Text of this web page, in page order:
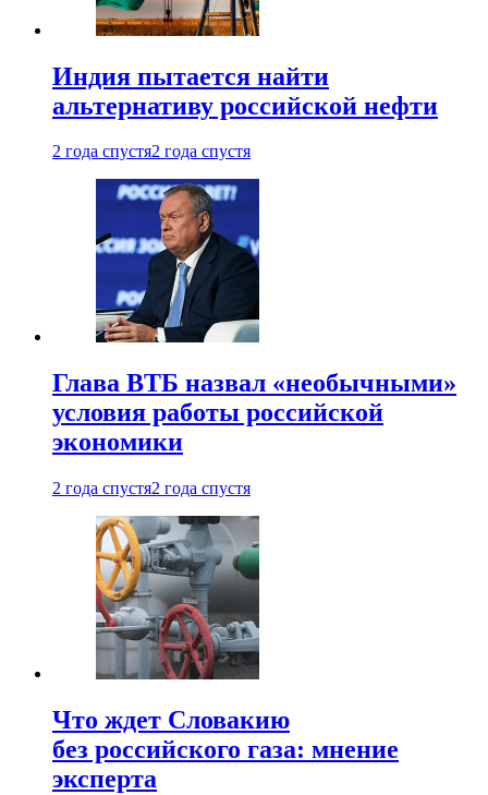
Индия пытается найти
альтернативу российской нефти
2 года спустя2 года спустя
Глава ВТБ назвал «необычными»
условия работы российской
экономики
2 года спустя2 года спустя
Что ждет Словакию
без российского газа: мнение
эксперта